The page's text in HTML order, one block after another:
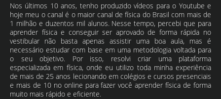
Nos últimos 10 anos, tenho produzido vídeos para o Youtube e
hoje meu o canal é o maior canal de física do Brasil com mais de
1 milhão e duzentos mil alunos. Nesse tempo, percebi que para
aprender física e conseguir ser aprovado de forma rápida no
vestibular não basta apenas assistir uma boa aula, mas é
necessário estudar com base em uma metodologia voltada para
o seu objetivo. Por isso, resolvi criar uma plataforma
especializada em física, onde eu utilizo toda minha experiência
de mais de 25 anos lecionando em colégios e cursos presenciais
e mais de 10 no online para fazer você aprender física de forma
muito mais rápido e eficiente.